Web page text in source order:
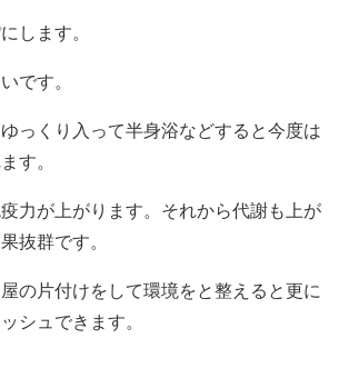
します。
です。
っくり入って半身浴などすると今度は
す。
力が上がります。それから代謝も上が
抜群です。
の片付けをして環境をと整えると更に
シュできます。